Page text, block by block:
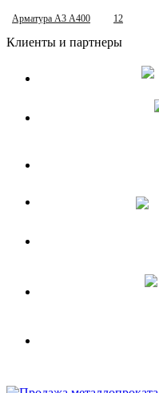
Арматура А3 А400 12
Клиенты и партнеры